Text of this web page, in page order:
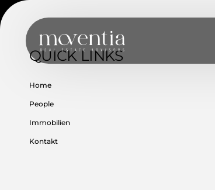
springen
QUICK LINKS
Home
People
Immobilien
Kontakt